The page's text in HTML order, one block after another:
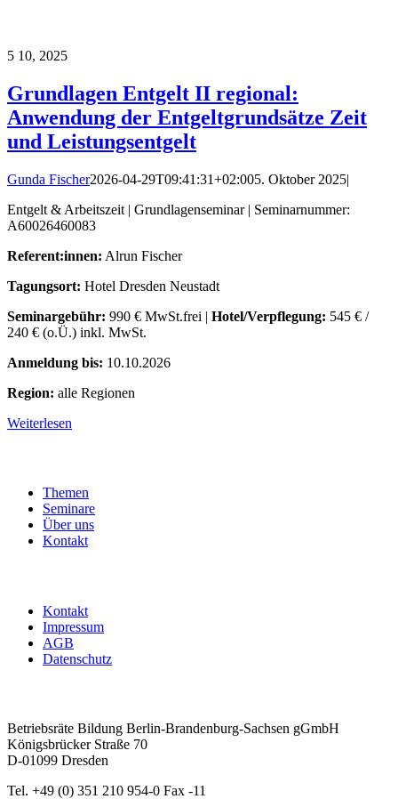
5 10, 2025
Grundlagen Entgelt II regional:
Anwendung der Entgeltgrundsätze Zeit
und Leistungsentgelt
Gunda Fischer2026-04-29T09:41:31+02:005. Oktober 2025|
Entgelt & Arbeitszeit | Grundlagenseminar | Seminarnummer:
A60026460083
Referent:innen: Alrun Fischer
Tagungsort: Hotel Dresden Neustadt
Seminargebühr: 990 € MwSt.frei | Hotel/Verpflegung: 545 € /
240 € (o.Ü.) inkl. MwSt.
Anmeldung bis: 10.10.2026
Region: alle Regionen
Weiterlesen
Themen
Seminare
Über uns
Kontakt
Kontakt
Impressum
AGB
Datenschutz
Betriebsräte Bildung Berlin-Brandenburg-Sachsen gGmbH
Königsbrücker Straße 70
D-01099 Dresden
Tel. +49 (0) 351 210 954-0 Fax -11